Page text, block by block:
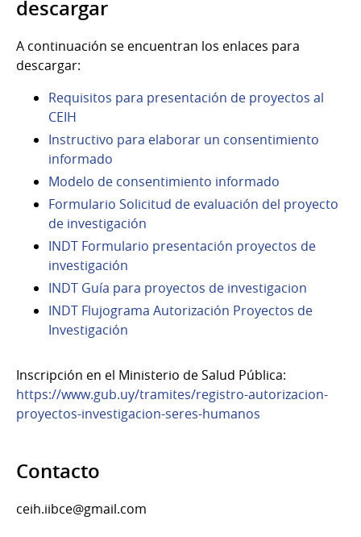
descargar
A continuación se encuentran los enlaces para
descargar:
Requisitos para presentación de proyectos al
CEIH
Instructivo para elaborar un consentimiento
informado
Modelo de consentimiento informado
Formulario Solicitud de evaluación del proyecto
de investigación
INDT Formulario presentación proyectos de
investigación
INDT Guía para proyectos de investigacion
INDT Flujograma Autorización Proyectos de
Investigación
Inscripción en el Ministerio de Salud Pública:
https://www.gub.uy/tramites/registro-autorizacion-
proyectos-investigacion-seres-humanos
Contacto
ceih.iibce@gmail.com